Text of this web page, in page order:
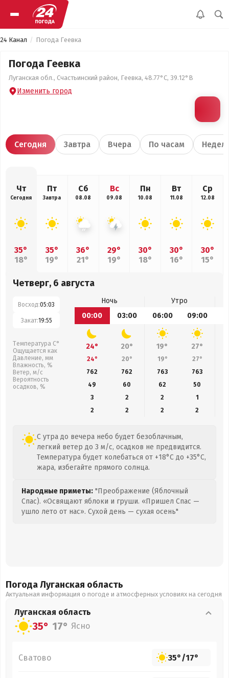
24 Канал Погода Геевка
Погода Геевка
Луганская обл., Счастьинский район, Геевка, 48.77°С, 39.12°В
Изменить город
Сегодня Завтра Вчера По часам
Чт
Сегодня
35°
18°
Пт
Завтра
35°
19°
Сб
08.08
36°
21°
Вс
09.08
29°
19°
Пн
10.08
30°
18°
Вт
11.08
30°
16°
Ср
12.08
30°
15°
Четверг, 6 августа
Восход:05:03
Закат:19:55
Температура С°
Ощущается как
Давление, мм
Влажность, %
Ветер, м/с
Вероятность
осадков, %
Ночь
Утро
00:00
03:00 06:00 09:00
24° 20° 19° 27°
24° 20° 19° 27°
762
762 763 763
49
60 62
50
3
2 2
1
2
2 2 2
С утра до вечера небо будет безоблачным,
легкий ветер до 3 м/с, осадков не предвидится.
Температура будет колебаться от +18°C до +35°C,
жара, избегайте прямого солнца.
Народные приметы: "Преображение (Яблочный
Спас). «Освящают яблоки и груши. «Пришел Спас —
ушло лето от нас». Сухой день — сухая осень"
Погода Луганская область
Актуальная информация о погоде и атмосферных условиях на сегодня
Луганская область
35° 17° Ясно
Сватово 35°/17°